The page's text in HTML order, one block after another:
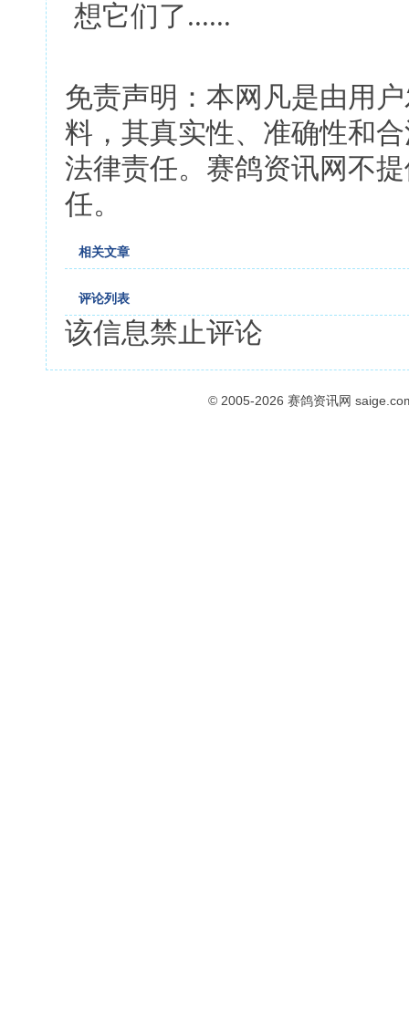
想它们了......
免责声明：本网凡是由用
料，其真实性、准确性和
法律责任。赛鸽资讯网不
任。
相关文章
评论列表
该信息禁止评论
© 2005-2026 赛鸽资讯网